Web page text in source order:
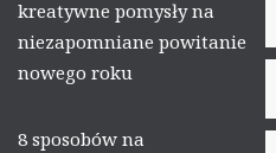
kreatywne pomysły na
niezapomniane powitanie
nowego roku
8 sposobów na